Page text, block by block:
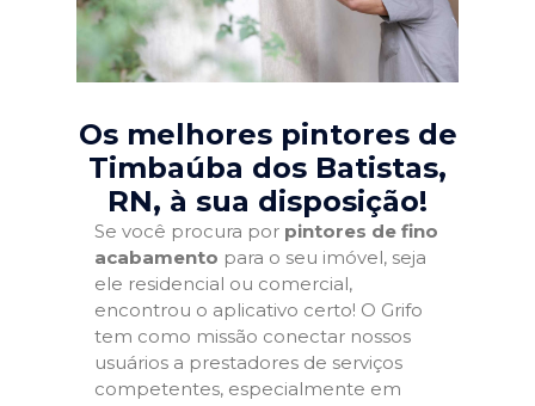
Os melhores pintores de
Timbaúba dos Batistas,
RN, à sua disposição!
Se você procura por pintores de fino
acabamento para o seu imóvel, seja
ele residencial ou comercial,
encontrou o aplicativo certo! O Grifo
tem como missão conectar nossos
usuários a prestadores de serviços
competentes, especialmente em